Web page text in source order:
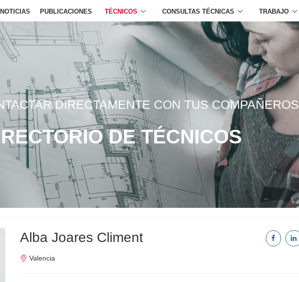
NOTICIAS PUBLICACIONES TÉCNICOS CONSULTAS TÉCNICAS TRABAJO
DIRECTAMENTE CON TUS COMPAÑEROS
DE TÉCNICOS
Alba Joares Climent
Valencia